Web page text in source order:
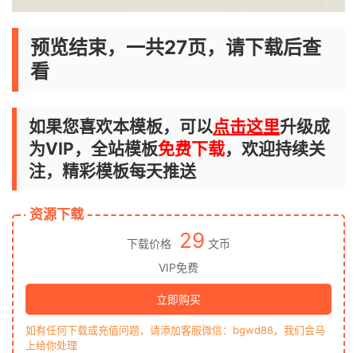
预览结束，一共27页，请下载后查
看
如果您喜欢本模板，可以点击这里升级成
为VIP，全站模板免费下载，欢迎持续关
注，精彩模板每天推送
资源下载
下载价格 29 文币
VIP免费
立即购买
如有任何下载或充值问题，请添加客服微信：bgwd88，我们会马
上给你处理